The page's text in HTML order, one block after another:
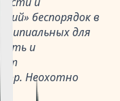
беспорядок в
для
и
Неохотно